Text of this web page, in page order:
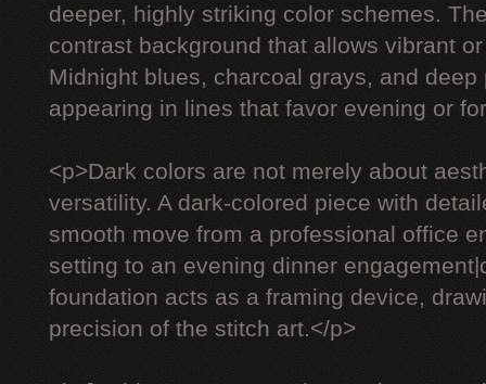
deeper, highly striking color schemes.
contrast background that allows vibrant
Midnight blues, charcoal grays, and
appearing in lines that favor evening or
<p>Dark colors are not merely about
versatility. A dark-colored piece with
smooth move from a professional office
setting to an evening dinner
foundation acts as a framing device,
precision of the stitch art.</p>